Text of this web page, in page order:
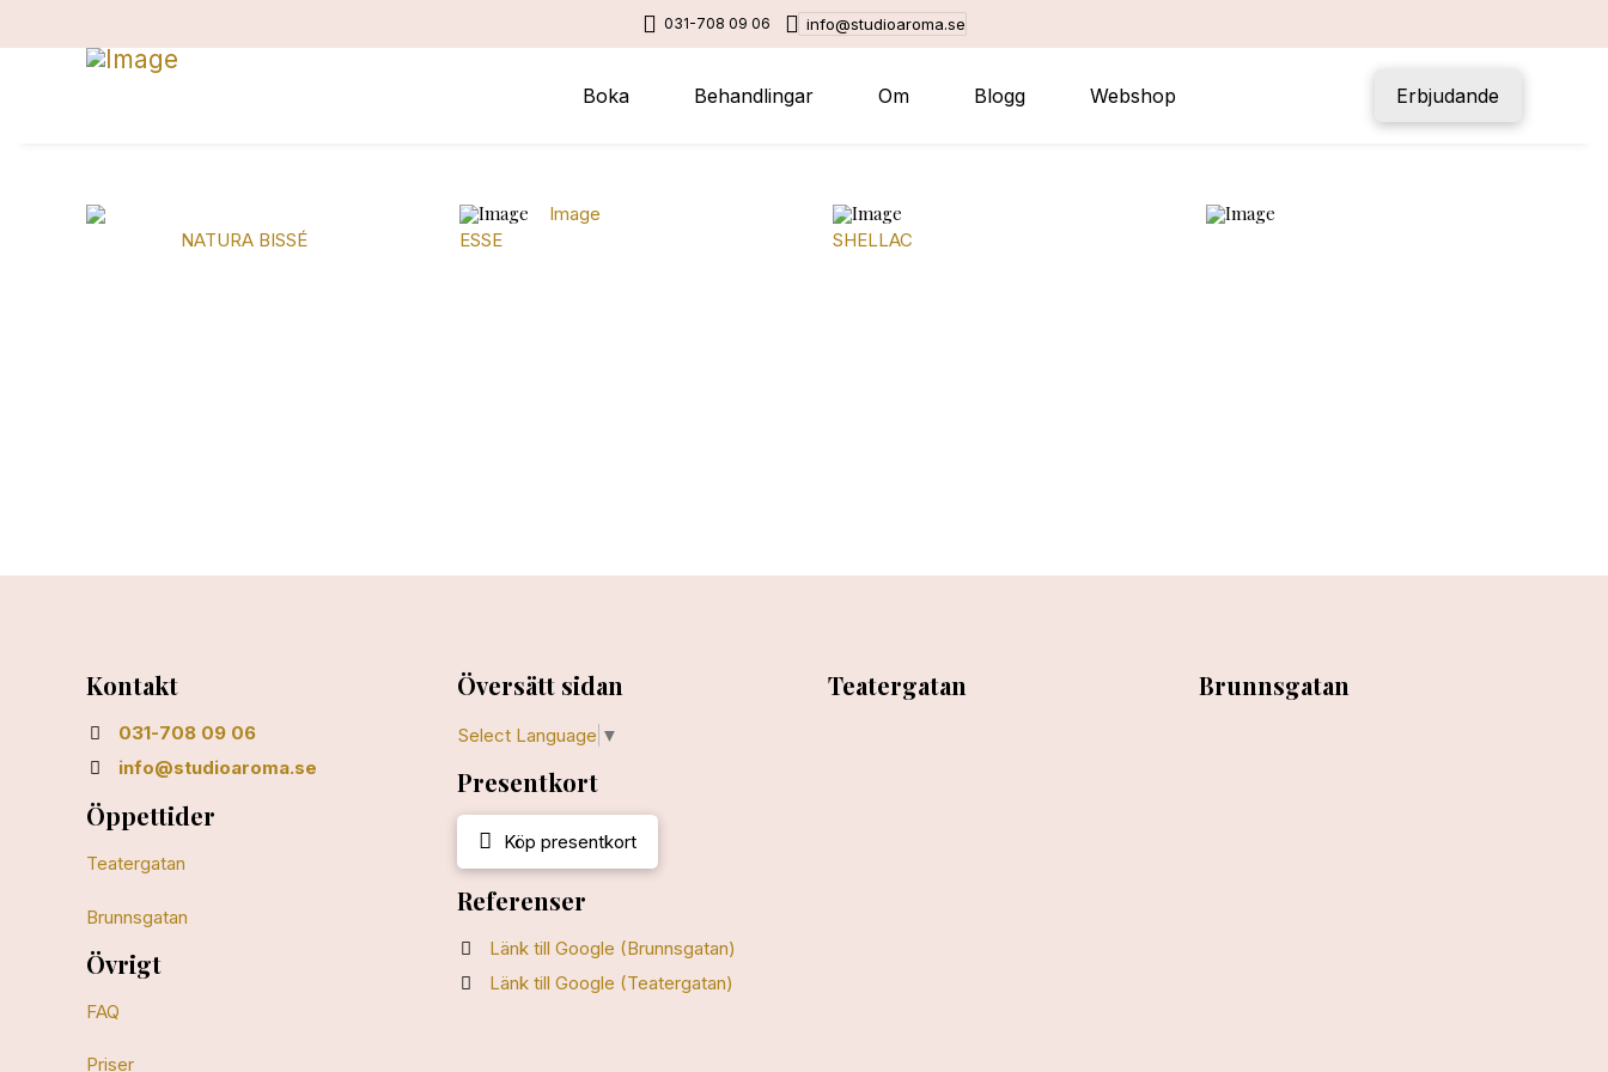
031-708 09 06 info@studioaroma.se
Boka Behandlingar Om Blogg Webshop Erbjudande
NATURA BISSÉ ESSE SHELLAC
Kontakt
031-708 09 06
info@studioaroma.se
Öppettider
Teatergatan
Brunnsgatan
Övrigt
FAQ
Priser
Översätt sidan
Select Language ▼
Presentkort
Köp presentkort
Referenser
Länk till Google (Brunnsgatan)
Länk till Google (Teatergatan)
Teatergatan Brunnsgatan